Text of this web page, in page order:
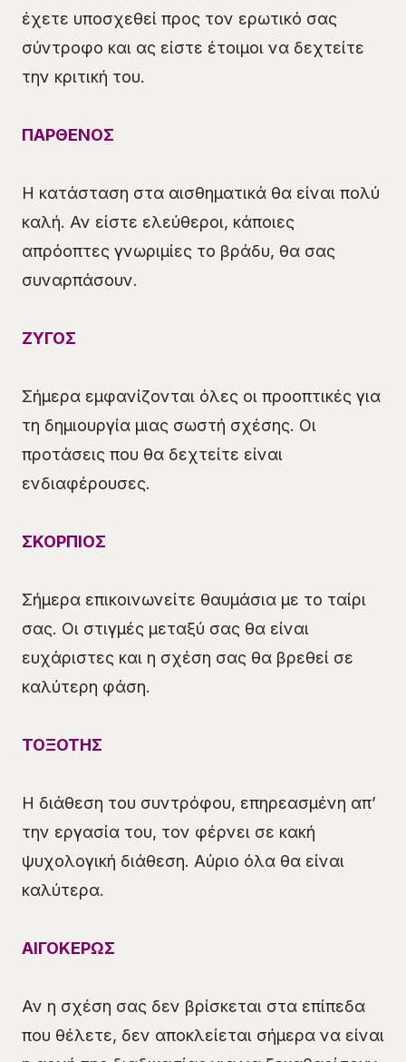
έχετε υποσχεθεί προς τον ερωτικό σας
σύντροφο και ας είστε έτοιμοι να δεχτείτε
την κριτική του.
ΠΑΡΘΕΝΟΣ
Η κατάσταση στα αισθηματικά θα είναι πολύ
καλή. Αν είστε ελεύθεροι, κάποιες
απρόοπτες γνωριμίες το βράδυ, θα σας
συναρπάσουν.
ΖΥΓΟΣ
Σήμερα εμφανίζονται όλες οι προοπτικές για
τη δημιουργία μιας σωστή σχέσης. Οι
προτάσεις που θα δεχτείτε είναι
ενδιαφέρουσες.
ΣΚΟΡΠΙΟΣ
Σήμερα επικοινωνείτε θαυμάσια με το ταίρι
σας. Οι στιγμές μεταξύ σας θα είναι
ευχάριστες και η σχέση σας θα βρεθεί σε
καλύτερη φάση.
ΤΟΞΟΤΗΣ
Η διάθεση του συντρόφου, επηρεασμένη απ’
την εργασία του, τον φέρνει σε κακή
ψυχολογική διάθεση. Αύριο όλα θα είναι
καλύτερα.
ΑΙΓΟΚΕΡΩΣ
Αν η σχέση σας δεν βρίσκεται στα επίπεδα
που θέλετε, δεν αποκλείεται σήμερα να είναι